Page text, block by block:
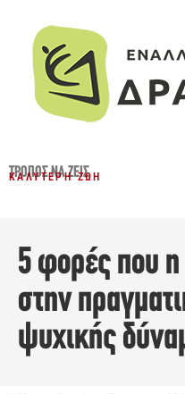
ΤΡΌΠΟΣ ΝΑ ΖΕΙΣ
ΚΑΛΎΤΕΡΗ ΖΩΉ
5 φορές που η
στην
ψυχικής